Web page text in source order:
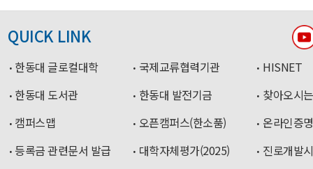
QUICK LINK
한동대 글로컬대학 국제교류협력기관
HISNET
한동대 도서관
한동대 발전기금
찾아오시
캠퍼스맵
오픈캠퍼스(한소품)
온라인증
등록금 관련문서 발급
대학자체평가(2025)
진로개발